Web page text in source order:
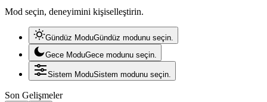
Mod seçin, deneyimini kişiselleştirin.
Gündüz ModuGündüz modunu seçin.
Gece ModuGece modunu seçin.
Sistem ModuSistem modunu seçin.
Son Gelişmeler